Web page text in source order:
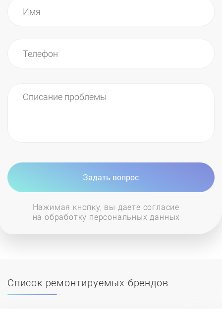
и устранение утечек газа; замену системы
электрического розжига; исправление
духовок любого существующего производителя.
Задать вопрос
Нажимая кнопку, вы даете согласие
на обработку персональных данных
Список ремонтируемых брендов